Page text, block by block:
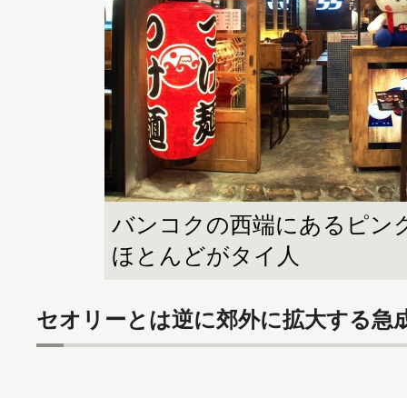
バンコクの西端にあるピン
ほとんどがタイ人
セオリーとは逆に郊外に拡大する急